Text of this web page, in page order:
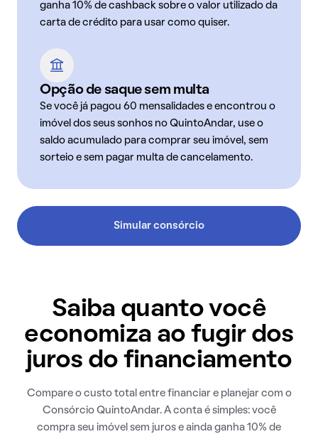
ganha 10% de cashback sobre o valor utilizado da
carta de crédito para usar como quiser.
Opção de saque sem multa
Se você já pagou 60 mensalidades e encontrou o
imóvel dos seus sonhos no QuintoAndar, use o
saldo acumulado para comprar seu imóvel, sem
sorteio e sem pagar multa de cancelamento.
Simular consórcio
Saiba quanto você
economiza ao fugir dos
juros do financiamento
Compare o custo total entre financiar e planejar com o
Consórcio QuintoAndar. A conta é simples: você
compra seu imóvel sem juros e ainda ganha 10% de